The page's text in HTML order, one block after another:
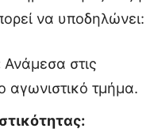
να υποδηλώνει:
Ανάμεσα στις
αγωνιστικό τμήμα.